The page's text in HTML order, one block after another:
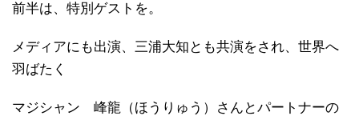
前半は、特別ゲストを。
メディアにも出演、三浦大知とも共演をされ、世界へ
羽ばたく
マジシャン 峰龍（ほうりゅう）さんとパートナーの